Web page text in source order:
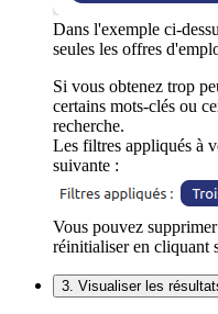
Dans l'exemple ci-
seules les offres
Si vous obtenez trop
certains mots-clés ou
recherche.
Les filtres appliqués à
suivante :
Vous pouvez
réinitialiser en cliquant
3. Visualiser les